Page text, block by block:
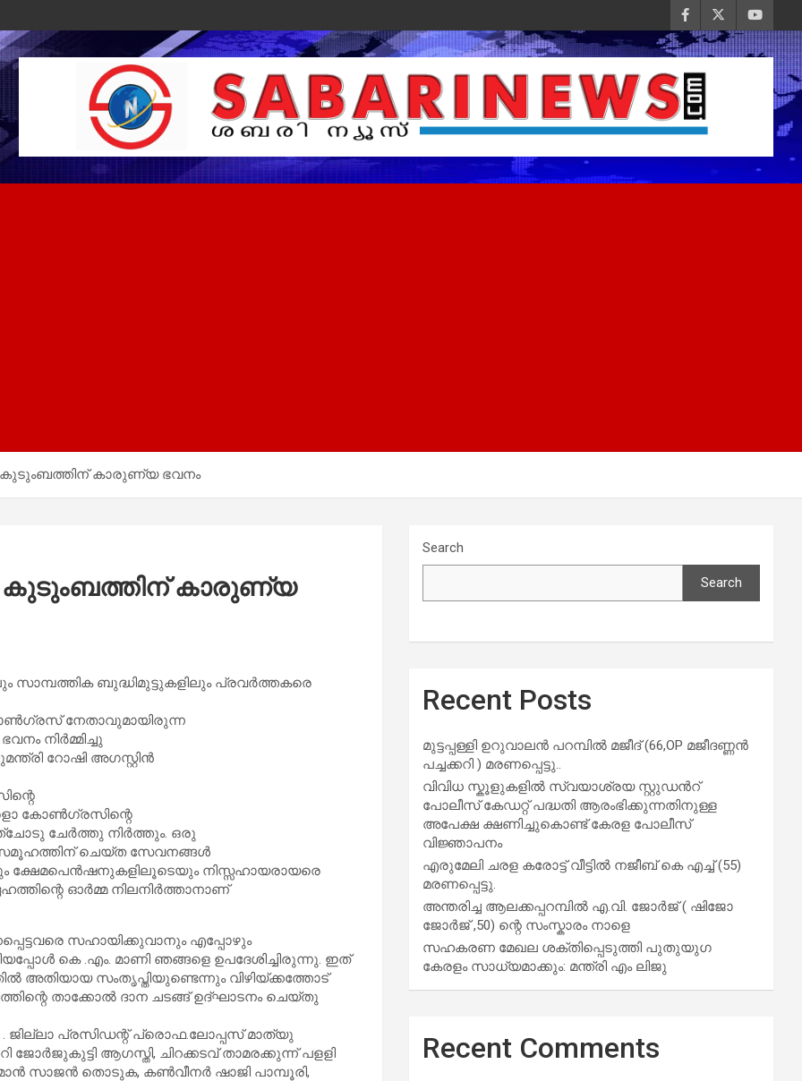
കുടുംബത്തിന് കാരുണ്യ ഭവനം
കുടുംബത്തിന് കാരുണ്യ
സാമ്പത്തിക ബുദ്ധിമുട്ടുകളിലും പ്രവർത്തകരെ
നേതാവുമായിരുന്ന
നിർമ്മിച്ചു
റോഷി അഗസ്റ്റിൻ
കോൺഗ്രസിന്റെ
ചേർത്തു നിർത്തും. ഒരു
സമൂഹത്തിന് ചെയ്ത സേവനങ്ങൾ
ക്ഷേമപെൻഷനുകളിലൂടെയും നിസ്സഹായരായരെ
ഓർമ്മ നിലനിർത്താനാണ്
സഹായിക്കുവാനും എപ്പോഴും
കെ .എം. മാണി ഞങ്ങളെ ഉപദേശിച്ചിരുന്നു. ഇത്
അതിയായ സംതൃപ്തിയുണ്ടെന്നും വിഴിയ്ക്കത്തോട്
താക്കോൽ ദാന ചടങ്ങ് ഉദ്‌ഘാടനം ചെയ്തു
ജില്ലാ പ്രസിഡന്റ് പ്രൊഫ.ലോപ്പസ് മാത്യു
ആഗസ്തി, ചിറക്കടവ് താമരക്കുന്ന് പളളി
സാജൻ തൊടുക, കൺവീനർ ഷാജി പാമ്പൂരി,
Search
Search
Recent Posts
മുട്ടപ്പള്ളി ഉറുവാലൻ പറമ്പിൽ മജീദ് (66,OP മജീദണ്ണൻ
പച്ചക്കറി ) മരണപ്പെട്ടു..
വിവിധ സ്കൂളുകളില്‍ സ്വയാശ്രയ സ്റ്റുഡന്‍റ്
പോലീസ് കേഡറ്റ് പദ്ധതി ആരംഭിക്കുന്നതിനുള്ള
അപേക്ഷ ക്ഷണിച്ചുകൊണ്ട് കേരള പോലീസ്
വിജ്ഞാപനം
എരുമേലി ചരള കരോട്ട് വീട്ടിൽ നജീബ് കെ എച്ച് (55)
മരണപ്പെട്ടു.
അന്തരിച്ച ആ​ല​ക്ക​പ്പ​റമ്പിൽ​ എ.​വി. ജോ​ർ​ജ് ( ഷിജോ
ജോർജ് ,50) ന്റെ സംസ്കാരം നാളെ
സഹകരണ മേഖല ശക്തിപ്പെടുത്തി പുതുയുഗ
കേരളം സാധ്യമാക്കും: മന്ത്രി എം ലിജു
Recent Comments